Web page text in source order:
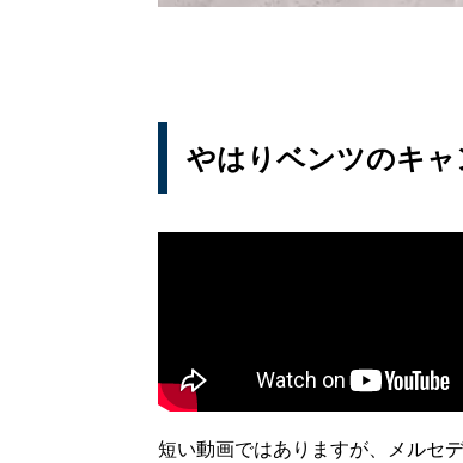
やはりベンツのキ
短い動画ではありますが、メルセ